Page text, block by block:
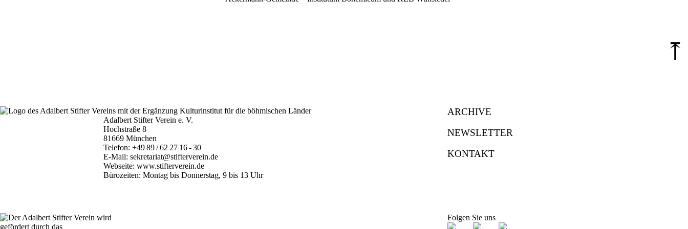
⤒
Adalbert Stifter Verein e. V.
Hochstraße 8
81669 München
Telefon:+49 89 / 62 27 16 - 30
E-Mail:sekretariat@stifterverein.de
Webseite:www.stifterverein.de
Bürozeiten: Montag bis Donnerstag, 9 bis 13 Uhr
ARCHIVE
NEWSLETTER
KONTAKT
Folgen Sie uns